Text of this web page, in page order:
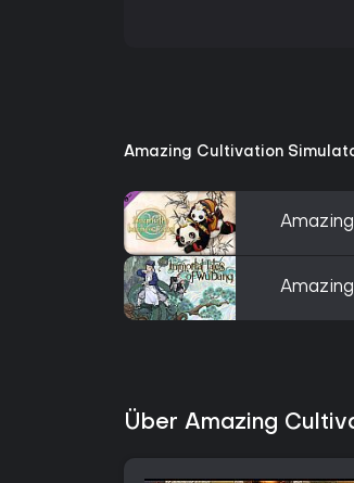
Amazing Cultivation
Über Amazing